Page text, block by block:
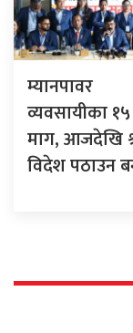
म्यानपावर
व्यवसायीका
माग, आजदेखि
विदेश पठाउन